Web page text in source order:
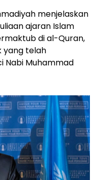
menjelaskan
ajaran Islam
di al-Quran,
yang telah
Nabi Muhammad